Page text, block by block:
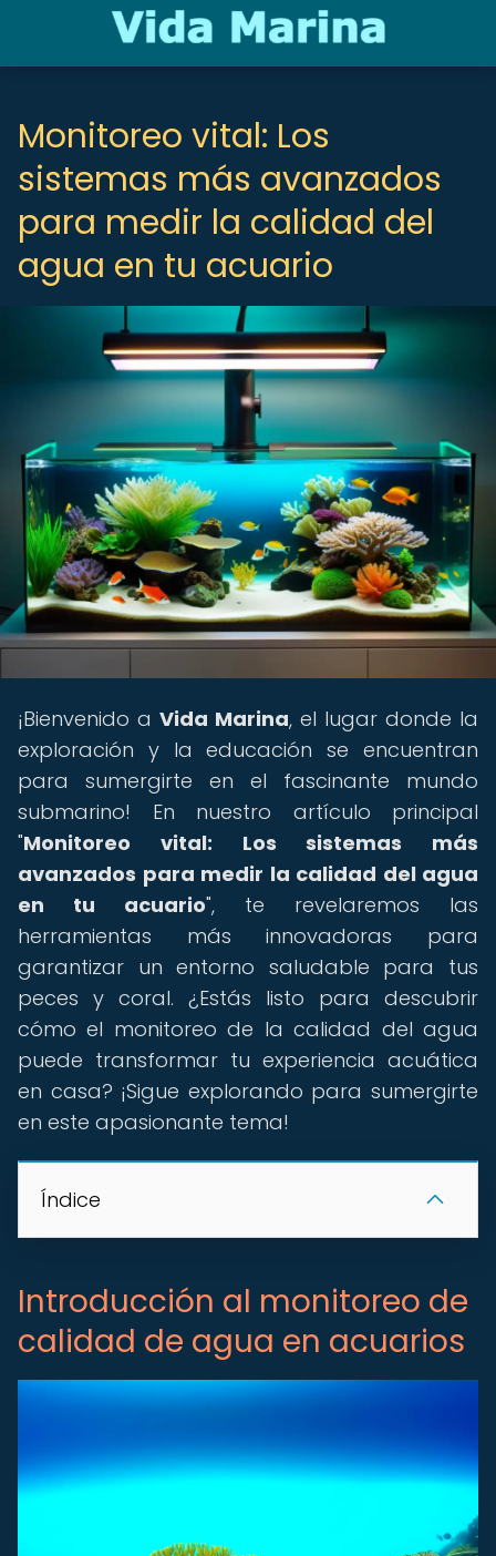
Monitoreo vital: Los
sistemas más avanzados
para medir la calidad del
agua en tu acuario
¡Bienvenido a Vida Marina, el lugar donde la
exploración y la educación se encuentran
para sumergirte en el fascinante mundo
submarino! En nuestro artículo principal
"Monitoreo vital: Los sistemas más
avanzados para medir la calidad del agua
en tu acuario", te revelaremos las
herramientas más innovadoras para
garantizar un entorno saludable para tus
peces y coral. ¿Estás listo para descubrir
cómo el monitoreo de la calidad del agua
puede transformar tu experiencia acuática
en casa? ¡Sigue explorando para sumergirte
en este apasionante tema!
Índice
Introducción al monitoreo de
calidad de agua en acuarios